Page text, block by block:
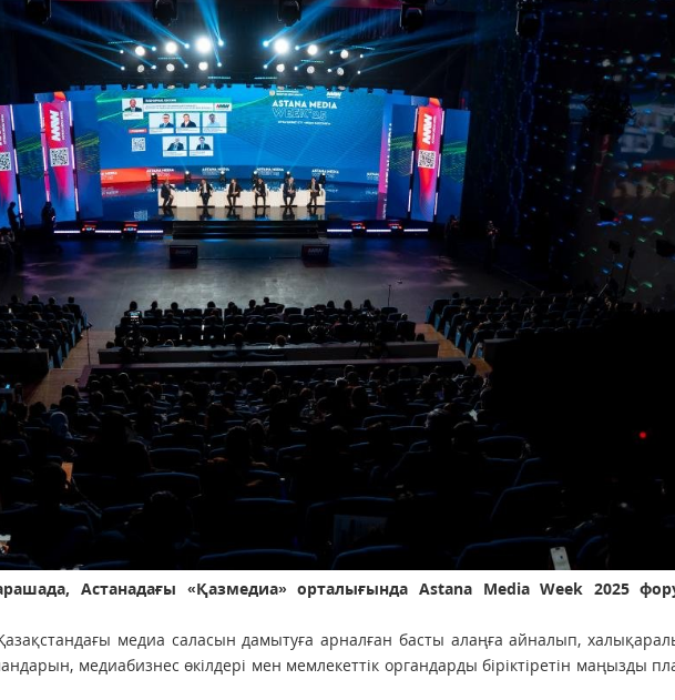
Астанадағы «Қазмедиа» орталығында Astana Media Week 2025
медиа саласын дамытуға арналған басты алаңға айналып,
медиабизнес өкілдері мен мемлекеттік органдарды біріктіретін маңызды